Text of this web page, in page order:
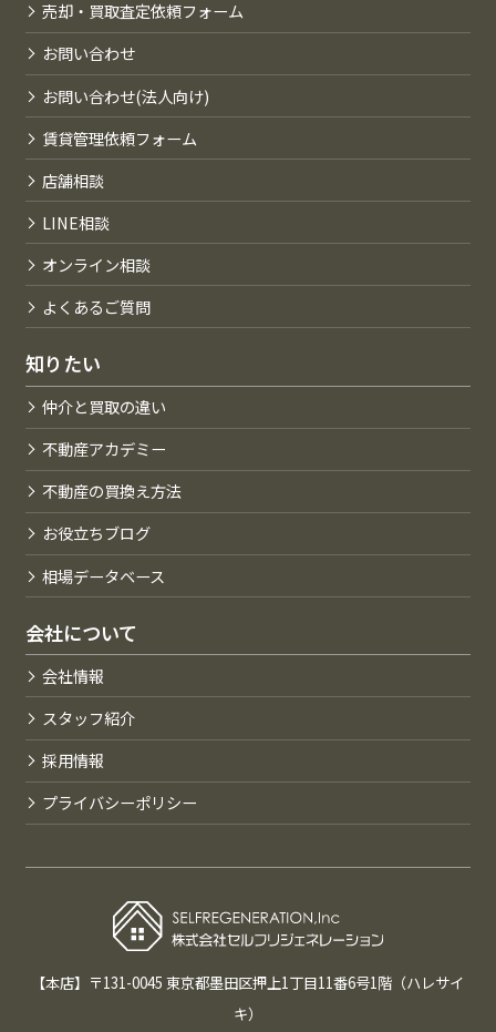
売却・買取査定依頼フォーム
お問い合わせ
お問い合わせ(法人向け)
賃貸管理依頼フォーム
店舗相談
LINE相談
オンライン相談
よくあるご質問
知りたい
仲介と買取の違い
不動産アカデミー
不動産の買換え方法
お役立ちブログ
相場データベース
会社について
会社情報
スタッフ紹介
採用情報
プライバシーポリシー
【本店】〒131-0045 東京都墨田区押上1丁目11番6号1階（ハレサイ
キ）